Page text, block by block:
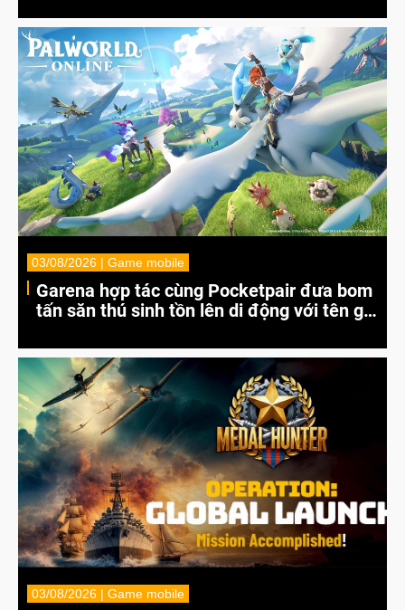
03/08/2026 | Game mobile
Garena hợp tác cùng Pocketpair đưa bom
tấn săn thú sinh tồn lên di động với tên gọi
03/08/2026 | Game mobile